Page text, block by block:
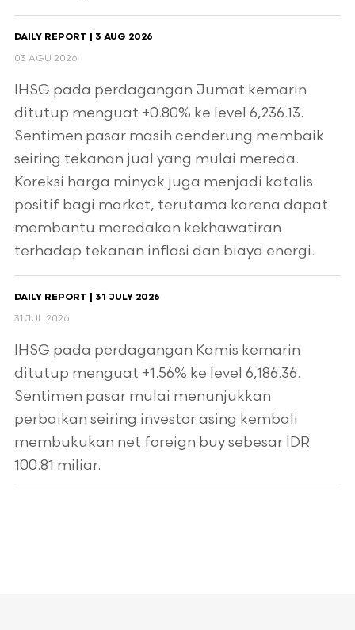
DAILY REPORT | 3 AUG 2026
03 AGU 2026
IHSG pada perdagangan Jumat kemarin
ditutup menguat +0.80% ke level 6,236.13.
Sentimen pasar masih cenderung membaik
seiring tekanan jual yang mulai mereda.
Koreksi harga minyak juga menjadi katalis
positif bagi market, terutama karena dapat
membantu meredakan kekhawatiran
terhadap tekanan inflasi dan biaya energi.
DAILY REPORT | 31 JULY 2026
31 JUL 2026
IHSG pada perdagangan Kamis kemarin
ditutup menguat +1.56% ke level 6,186.36.
Sentimen pasar mulai menunjukkan
perbaikan seiring investor asing kembali
membukukan net foreign buy sebesar IDR
100.81 miliar.